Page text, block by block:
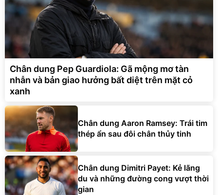
Chân dung Pep Guardiola: Gã mộng mơ tàn
nhẫn và bản giao hưởng bất diệt trên mặt cỏ
xanh
Chân dung Aaron Ramsey: Trái tim
thép ẩn sau đôi chân thủy tinh
Chân dung Dimitri Payet: Kẻ lãng
du và những đường cong vượt thời
gian